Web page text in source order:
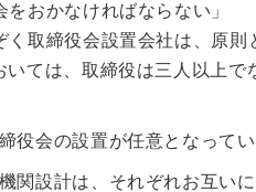
おかなければならない」
取締役会設置会社は、原則
ては、取締役は三人以上で
役会の設置が任意となってい
関設計は、それぞれお互い